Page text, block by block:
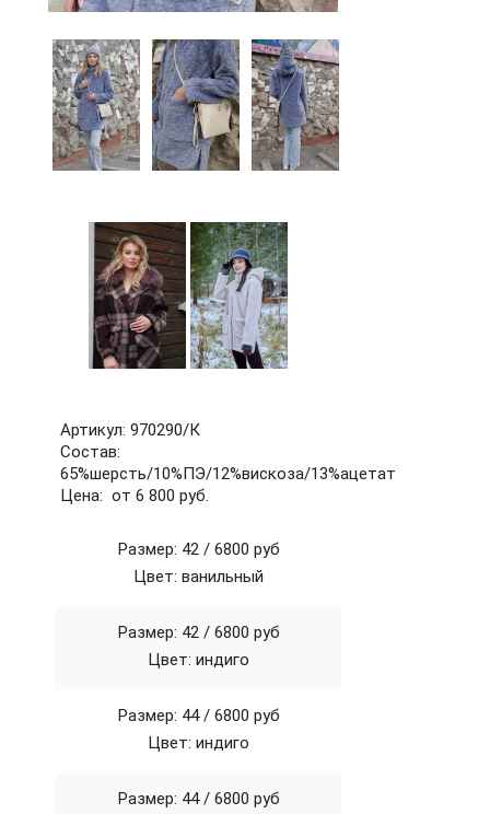
62
64
66
68
72
б/р
Артикул: 970290/К
Состав:
65%шерсть/10%ПЭ/12%вискоза/13%ацетат
Цена: от 6 800 руб.
Размер: 42 / 6800 руб
Цвет: ванильный
Размер: 42 / 6800 руб
Цвет: индиго
Размер: 44 / 6800 руб
Цвет: индиго
Размер: 44 / 6800 руб